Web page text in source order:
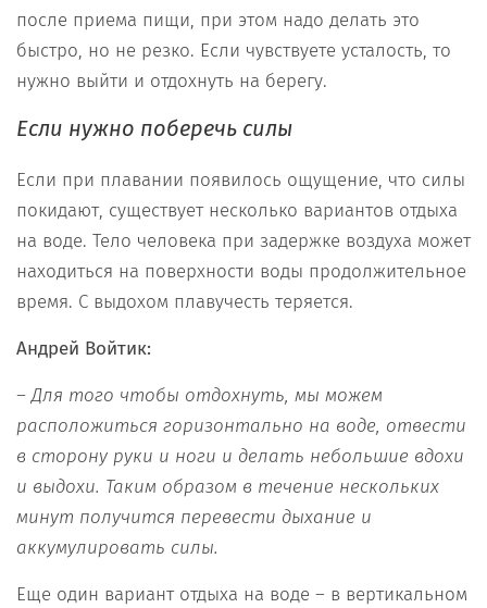
после приема пищи, при этом надо делать это
быстро, но не резко. Если чувствуете усталость, то
нужно выйти и отдохнуть на берегу.
Если нужно поберечь силы
Если при плавании появилось ощущение, что силы
покидают, существует несколько вариантов отдыха
на воде. Тело человека при задержке воздуха может
находиться на поверхности воды продолжительное
время. С выдохом плавучесть теряется.
Андрей Войтик:
–Для того чтобы отдохнуть, мы можем
расположиться горизонтально на воде, отвести
в сторону руки и ноги и делать небольшие вдохи
и выдохи. Таким образом в течение нескольких
минут получится перевести дыхание и
аккумулировать силы.
Еще один вариант отдыха на воде – в вертикальном